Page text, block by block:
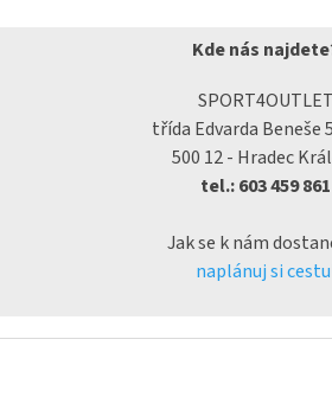
Kde nás
SPORT4OUTLET
třída Edvarda Beneše
500 12 - Hradec
tel.: 603 459 861
Jak se k nám
naplánuj si